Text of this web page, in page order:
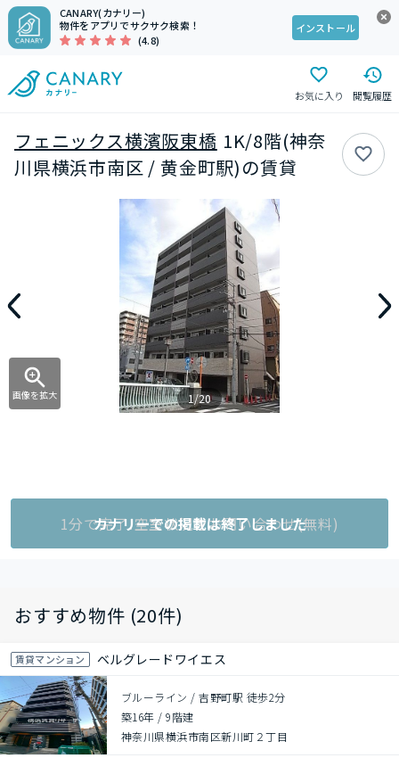
CANARY(カナリー)
物件をアプリでサクサク検索！
(4.8)
インストール
お気に入り 閲覧履歴
フェニックス横濱阪東橋 1K/8階(神奈
川県横浜市南区 / 黄金町駅)の賃貸
画像を拡大 1/20
1分で完了!空室状況をお問い合わせ(無料)
カナリーでの掲載は終了しました
おすすめ物件 (20件)
賃貸マンション ベルグレードワイエス
ブルーライン / 吉野町駅 徒歩2分
築16年 /9階建
神奈川県横浜市南区新川町２丁目